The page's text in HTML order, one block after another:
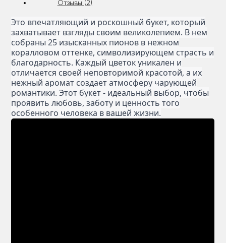
Отзывы (2)
Это впечатляющий и роскошный букет, который
захватывает взгляды своим великолепием. В нем
собраны 25 изысканных пионов в нежном
коралловом оттенке, символизирующем страсть и
благодарность. Каждый цветок уникален и
отличается своей неповторимой красотой, а их
нежный аромат создает атмосферу чарующей
романтики. Этот букет - идеальный выбор, чтобы
проявить любовь, заботу и ценность того
особенного человека в вашей жизни.